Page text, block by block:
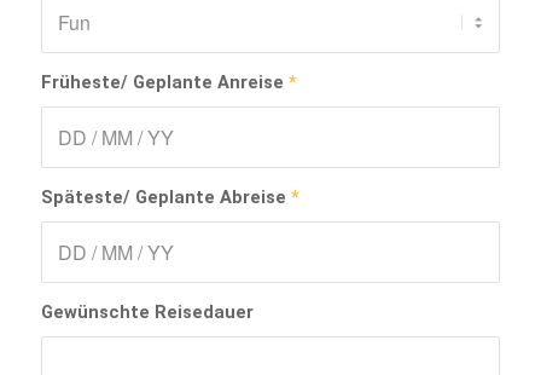
Früheste/ Geplante Anreise *
Späteste/ Geplante Abreise *
Gewünschte Reisedauer